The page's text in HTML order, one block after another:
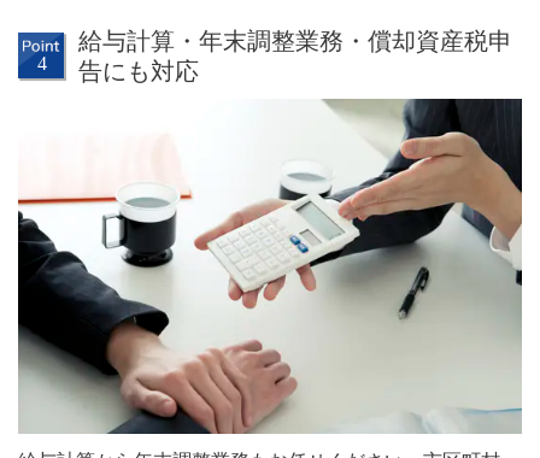
給与計算・年末調整業務・償却資産税申
告にも対応